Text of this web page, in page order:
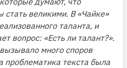
стать великими. В «Чайке»
таланта, и
вопрос: «Есть ли талант?».
много споров
проблематика текста была